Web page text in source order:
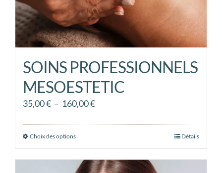
du
produit
SOINS PROFESSIONNELS
MESOESTETIC
35,00€ – 160,00€Plage
160,00 €
Choix des optionsCe
a
Détails